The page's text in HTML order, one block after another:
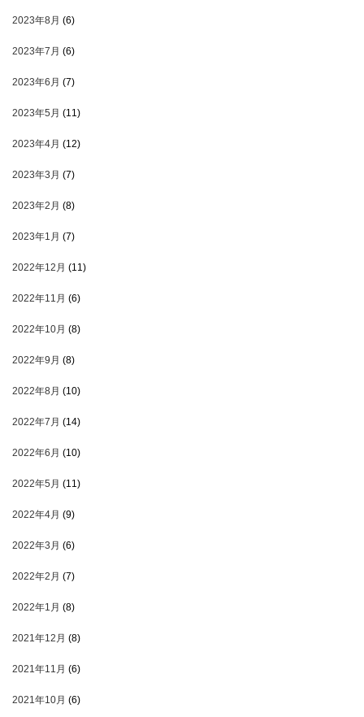
2023年8月 (6)
2023年7月 (6)
2023年6月 (7)
2023年5月 (11)
2023年4月 (12)
2023年3月 (7)
2023年2月 (8)
2023年1月 (7)
2022年12月 (11)
2022年11月 (6)
2022年10月 (8)
2022年9月 (8)
2022年8月 (10)
2022年7月 (14)
2022年6月 (10)
2022年5月 (11)
2022年4月 (9)
2022年3月 (6)
2022年2月 (7)
2022年1月 (8)
2021年12月 (8)
2021年11月 (6)
2021年10月 (6)